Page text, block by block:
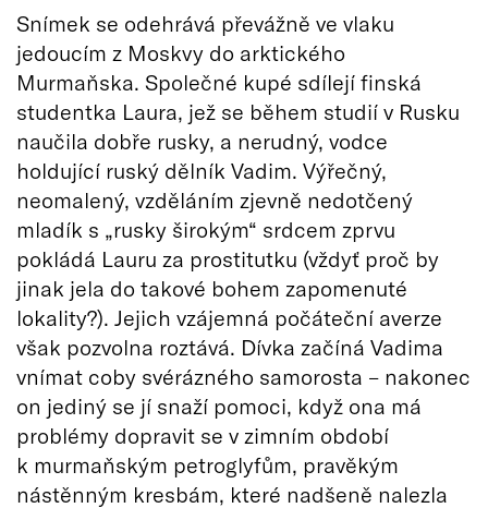
Snímek se odehrává převážně ve vlaku
jedoucím z Moskvy do arktického
Murmaňska. Společné kupé sdílejí finská
studentka Laura, jež se během studií v Rusku
naučila dobře rusky, a nerudný, vodce
holdující ruský dělník Vadim. Výřečný,
neomalený, vzděláním zjevně nedotčený
mladík s „rusky širokým“ srdcem zprvu
pokládá Lauru za prostitutku (vždyť proč by
jinak jela do takové bohem zapomenuté
lokality?). Jejich vzájemná počáteční averze
však pozvolna roztává. Dívka začíná Vadima
vnímat coby svérázného samorosta – nakonec
on jediný se jí snaží pomoci, když ona má
problémy dopravit se v zimním období
k murmaňským petroglyfům, pravěkým
nástěnným kresbám, které nadšeně nalezla